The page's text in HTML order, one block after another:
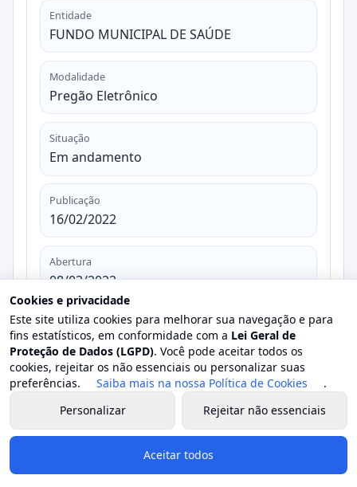
Entidade
FUNDO MUNICIPAL DE SAÚDE
Modalidade
Pregão Eletrônico
Situação
Em andamento
Publicação
16/02/2022
Abertura
08/03/2022
Valor estimado
R$ 0,00
Valor homologado
aquisição futura e eventual de
Cookies e privacidade
Este site utiliza cookies para melhorar sua navegação e para
fins estatísticos, em conformidade com a Lei Geral de
Proteção de Dados (LGPD). Você pode aceitar todos os
cookies, rejeitar os não essenciais ou personalizar suas
preferências.
Saiba mais na nossa Política de Cookies
.
Personalizar
Rejeitar não essenciais
Aceitar todos